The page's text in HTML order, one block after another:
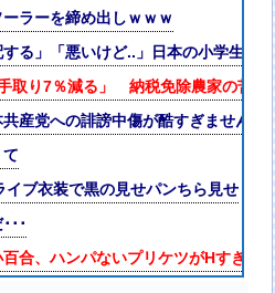
ラーを締め出しｗｗｗ
る」「悪いけど..」日本の小学生サ
取り7％減る」 納税免除農家の苦
産党への誹謗中傷が酷すぎませんか
イブ衣装で黒の見せパンちら見せ
･･
合、ハンパないプリケツがHすぎる